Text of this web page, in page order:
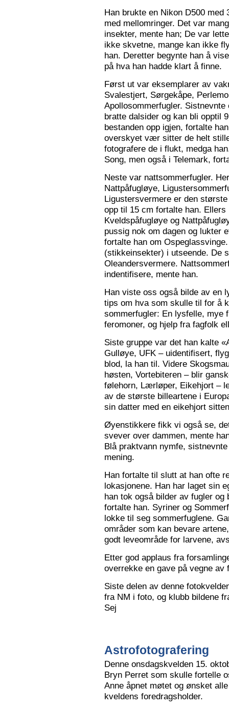
Han brukte en Nikon D500
med mellomringer. Det var
insekter, mente han; De var
ikke skvetne, mange kan ikke
han. Deretter begynte han å
på hva han hadde klart å finne.
Først ut var eksemplarer av
Svalestjert, Sørgekåpe,
Apollosommerfugler.
bratte dalsider og kan bli opptil
bestanden opp igjen, fortalte
overskyet vær sitter de helt
fotografere de i flukt, medga
Song, men også i Telemark,
Neste var nattsommerfugler.
Nattpåfugløye,
Ligustersvermere er den
opp til 15 cm fortalte han.
Kveldspåfugløye og
pussig nok om dagen og lukter
fortalte han om
(stikkeinsekter) i utseende. De
Oleandersvermere.
indentifisere, mente han.
Han viste oss også bilde av en
tips om hva som skulle til for å
sommerfugler: En lysfelle, mye
feromoner, og hjelp fra fagfolk
Siste gruppe var det han kalte
Gulløye, UFK – uidentifisert,
blod, la han til. Videre
høsten, Vortebiteren – blir
følehorn, Lærløper, Eikehjort –
av de største billeartene i
sin datter med en eikehjort
Øyenstikkere fikk vi også se,
svever over dammen, mente
Blå praktvann nymfe,
mening.
Han fortalte til slutt at han ofte
lokasjonene. Han har laget sin
han tok også bilder av fugler
fortalte han. Syriner og
lokke til seg sommerfuglene.
områder som kan bevare
godt leveområde for larvene,
Etter god applaus fra
overrekke en gave på vegne av
Siste delen av denne
fra NM i foto, og klubb bildene
Sej
Astrofotografering
Denne onsdagskvelden 15.
Bryn Perret som skulle fortelle
Anne åpnet møtet og ønsket
kveldens foredragsholder.